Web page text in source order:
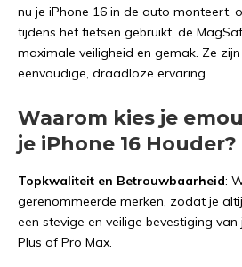
nu je iPhone 16 in de auto monteert,
tijdens het fietsen gebruikt, de
maximale veiligheid en gemak. Ze
eenvoudige, draadloze ervaring.
Waarom kies je
je iPhone 16 Houder?
Topkwaliteit en Betrouwbaarheid:
gerenommeerde merken, zodat je
een stevige en veilige bevestiging van
Plus of Pro Max.